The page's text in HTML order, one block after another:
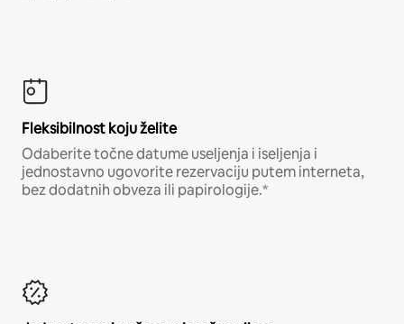
Fleksibilnost koju želite
Odaberite točne datume useljenja i iseljenja i
jednostavno ugovorite rezervaciju putem interneta,
bez dodatnih obveza ili papirologije.*